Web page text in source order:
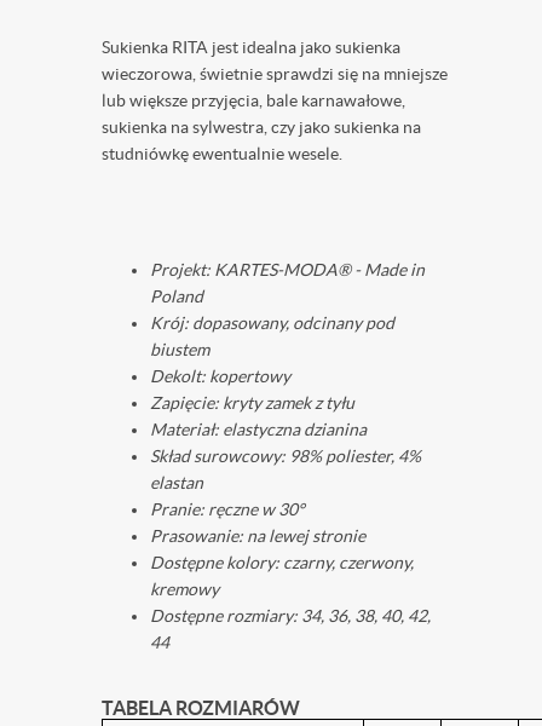
Sukienka RITA jest idealna jako sukienka
wieczorowa, świetnie sprawdzi się na mniejsze
lub większe przyjęcia, bale karnawałowe,
sukienka na sylwestra, czy jako sukienka na
studniówkę ewentualnie wesele.
Projekt: KARTES-MODA® - Made in
Poland ️
Krój: dopasowany, odcinany pod
biustem
Dekolt: kopertowy
Zapięcie: kryty zamek z tyłu
Materiał: elastyczna dzianina
Skład surowcowy: 98% poliester, 4%
elastan
Pranie: ręczne w 30°
Prasowanie: na lewej stronie
Dostępne kolory: czarny, czerwony,
kremowy
Dostępne rozmiary: 34, 36, 38, 40, 42,
44
TABELA ROZMIARÓW